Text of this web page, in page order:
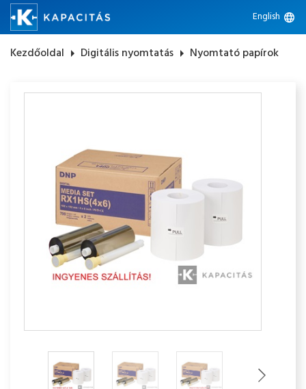
English language
Kezdőoldal arrow_right Digitális nyomtatás arrow_right Nyomtató papírok